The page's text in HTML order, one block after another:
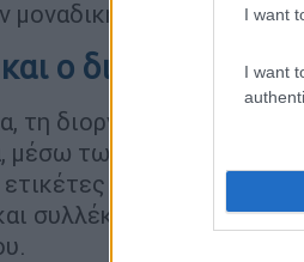
I want
I want
μοναδική ευκαιρία
ο διεθνής
τη διοργάνωση
των εισαγωγέων
ετικέτες της παγκόσμιας
συλλέκτες και